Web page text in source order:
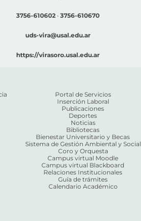
3756-610602· 3756-610670
uds-vira@usal.edu.ar
https://virasoro.usal.edu.ar
Portal de Servicios
Inserción Laboral
Publicaciones
Deportes
Noticias
Bibliotecas
Bienestar Universitario y Becas
Sistema de Gestión Ambiental y Social
Coro y Orquesta
Campus virtual Moodle
Campus virtual Blackboard
Relaciones Institucionales
Guía de trámites
Calendario Académico